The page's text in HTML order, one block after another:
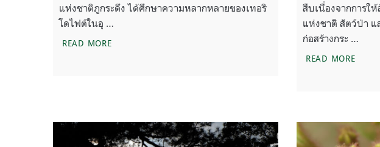
แห่งชาติภูกระดึง ได้ศึกษาความหลากหลายของเทอริ
โดไฟต์ในอุ …
READ MORE‘ภูกระดึง’ พบเฟิร์นชนิดใหม่? คาดอาจเป็นชนิดใหม่ของไทยหรือของโลก!
สืบเนื่องจากการใ
แห่งชาติ สัตว์ป่า แ
ก่อสร้างกระ …
READ MOREแถลง